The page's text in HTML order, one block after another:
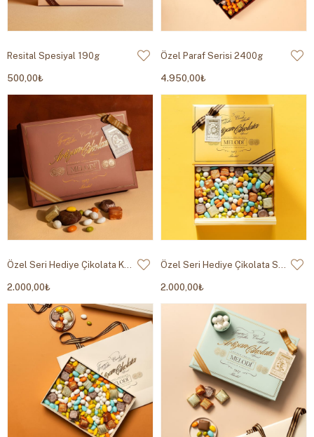
Resital Spesiyal 190g
500,00₺
Özel Paraf Serisi 2400g
4.950,00₺
Özel Seri Hediye Çikolata Kahverengi 950g
2.000,00₺
Özel Seri Hediye Çikolata Sarı 950g
2.000,00₺